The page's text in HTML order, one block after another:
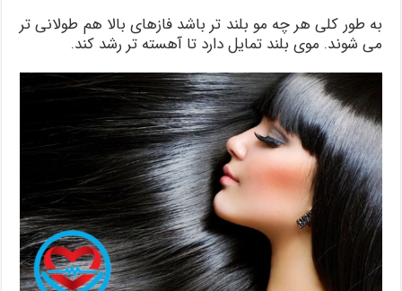
به طور کلی هر چه مو بلند تر باشد فازهای بالا هم طولانی تر
می شوند. موی بلند تمایل دارد تا آهسته تر رشد کند.